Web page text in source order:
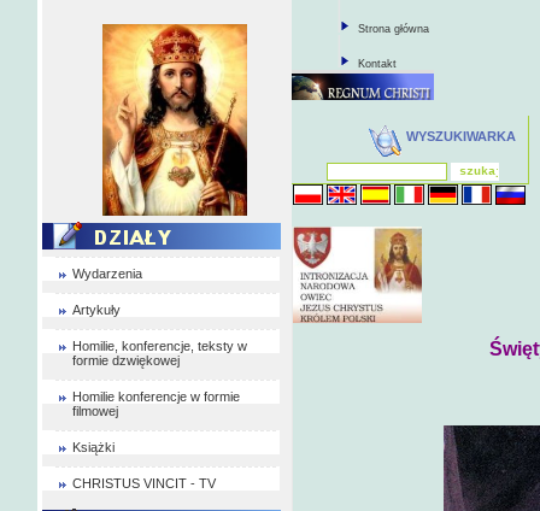
Wydarzenia
Artykuły
Homilie, konferencje, teksty w
formie dzwiękowej
Homilie konferencje w formie
filmowej
Książki
CHRISTUS VINCIT - TV
Strona główna
Kontakt
WYSZUKIWARKA